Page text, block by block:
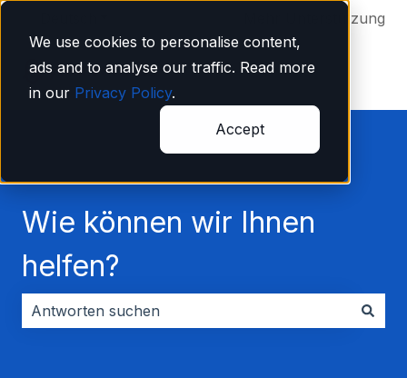
We use cookies to personalise content,
ads and to analyse our traffic. Read more
in our Privacy Policy.
Accept
Untermenü für Übersetzungen anzeigen
Mehr Unterstützung
Wie können wir Ihnen
helfen?